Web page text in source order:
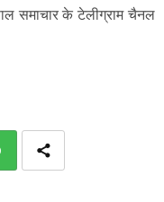
समाचार के टेलीग्राम चैनल